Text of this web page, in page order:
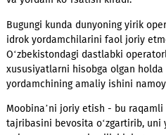
Har bir qo‘ng‘iroq, har bir
savol Moobina’ni yanada
qo‘shib kelmoqda. Mobiuz
bilan birgalikda ovozli
bormoqda, noaniqliklar va
bormoqda.